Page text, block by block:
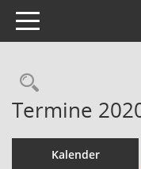
Toggle navigation
Termine
Kalender